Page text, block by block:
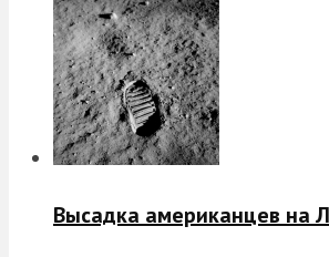
Высадка американцев на